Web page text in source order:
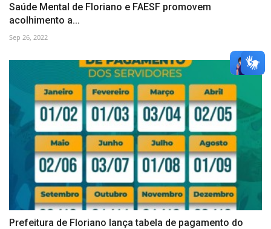
Saúde Mental de Floriano e FAESF promovem
acolhimento a...
Sep 26, 2022
Prefeitura de Floriano lança tabela de pagamento do